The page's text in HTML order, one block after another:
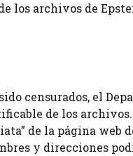
los archivos de
censurados, el
de los archivos.
de la página web
y direcciones